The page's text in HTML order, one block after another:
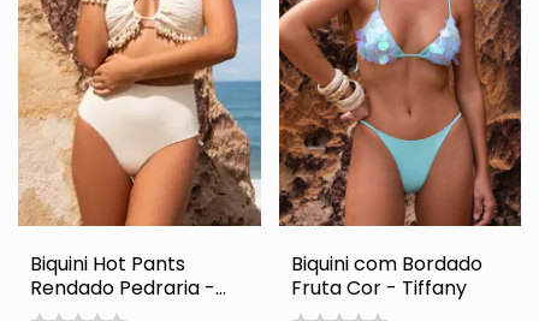
Biquini Hot Pants
Rendado Pedraria -
Grecia
Biquini com Bordado
Fruta Cor - Tiffany